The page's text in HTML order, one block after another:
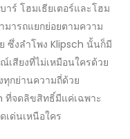
าร์ โฮมเธียเตอร์และโฮม
ารถแยกย่อยตามความ
ซึ่งลำโพง Klipsch นั้นก็มี
เสียงที่ไม่เหมือนใครด้วย
ทุกย่านความถี่ด้วย
ที่จดลิขสิทธิ์มีแค่เฉพาะ
เด่นเหนือใคร